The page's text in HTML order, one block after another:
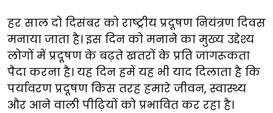
हर साल दो दिसंबर को राष्ट्रीय प्रदूषण नियंत्रण दिवस
मनाया जाता है। इस दिन को मनाने का मुख्य उद्देश्य
लोगों में प्रदूषण के बढ़ते खतरों के प्रति जागरूकता
पैदा करना है। यह दिन हमें यह भी याद दिलाता है कि
पर्यावरण प्रदूषण किस तरह हमारे जीवन, स्वास्थ्य
और आने वाली पीढ़ियों को प्रभावित कर रहा है।